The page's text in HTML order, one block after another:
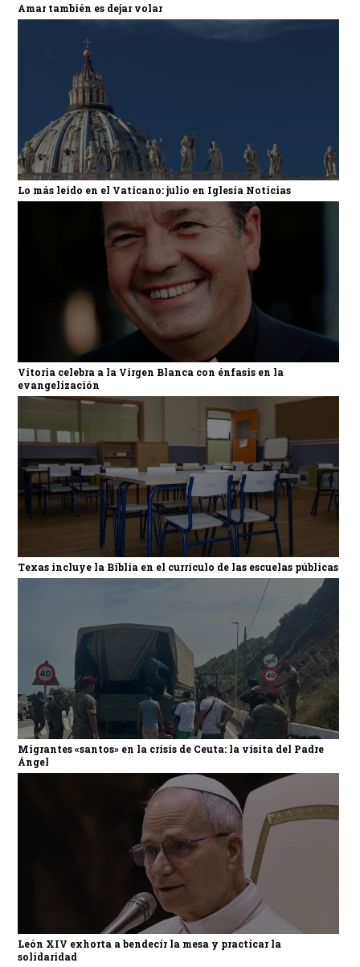
Amar también es dejar volar
Lo más leído en el Vaticano: julio en Iglesia Noticias
Vitoria celebra a la Virgen Blanca con énfasis en la
evangelización
Texas incluye la Biblia en el currículo de las escuelas públicas
Migrantes «santos» en la crisis de Ceuta: la visita del Padre
Ángel
León XIV exhorta a bendecir la mesa y practicar la
solidaridad